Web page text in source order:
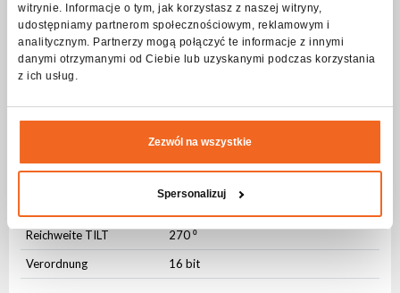
witrynie. Informacje o tym, jak korzystasz z naszej witryny,
udostępniamy partnerom społecznościowym, reklamowym i
analitycznym. Partnerzy mogą połączyć te informacje z innymi
danymi otrzymanymi od Ciebie lub uzyskanymi podczas korzystania
z ich usług.
Zezwól na wszystkie
Spersonalizuj
Pulsierend
Ja
Zufällig
Ja
DMX-Steuerung
Anzahl der Modi
3
23-51
Bewegung
Reichweite TILT
270 ⁰
Verordnung
16 bit